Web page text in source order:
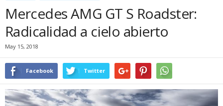
Mercedes AMG GT S Roadster:
Radicalidad a cielo abierto
May 15, 2018
Facebook Twitter